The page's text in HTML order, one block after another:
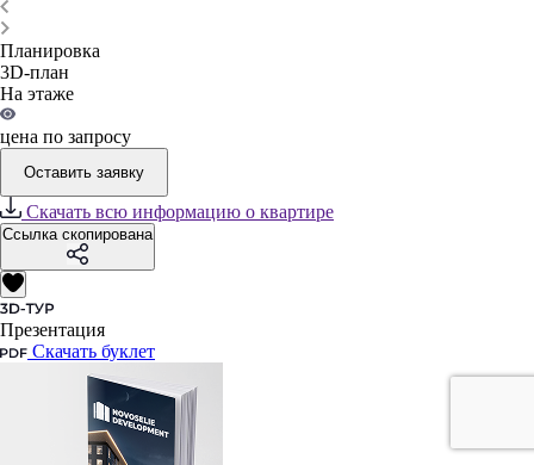
Планировка
3D-план
На этаже
цена по запросу
Оставить заявку
Скачать всю информацию о квартире
Ссылка скопирована
Презентация
Скачать буклет